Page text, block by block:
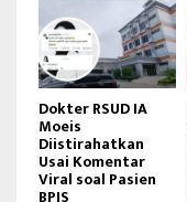
Dokter RSUD IA
Moeis
Diistirahatkan
Usai Komentar
Viral soal Pasien